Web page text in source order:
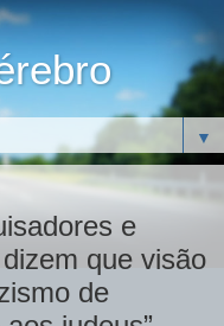
▼
e
que visão
de